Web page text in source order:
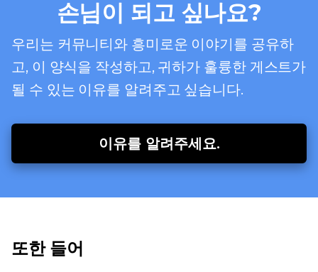
손님이 되고 싶나요?
우리는 커뮤니티와 흥미로운 이야기를 공유하
고, 이 양식을 작성하고, 귀하가 훌륭한 게스트가
될 수 있는 이유를 알려주고 싶습니다.
이유를 알려주세요.
또한 들어